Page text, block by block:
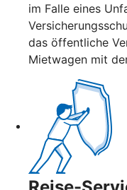
im Falle eines
das öffentliche
Mietwagen mit